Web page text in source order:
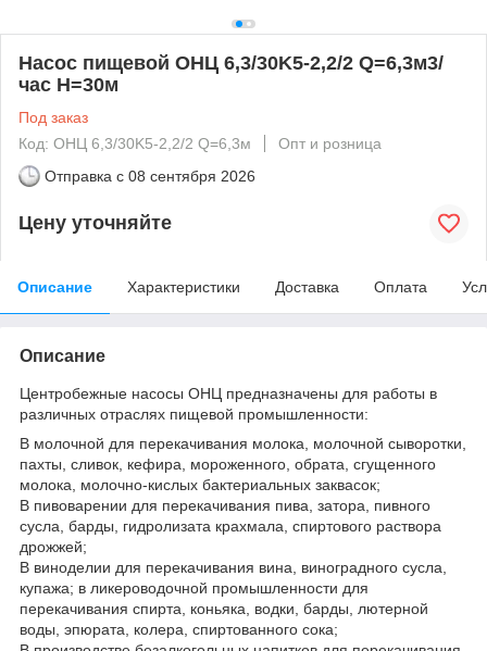
Насос пищевой ОНЦ 6,3/30K5-2,2/2 Q=6,3м3/
час H=30м
Под заказ
Код: ОНЦ 6,3/30K5-2,2/2 Q=6,3м
Опт и розница
Отправка с 08 сентября 2026
Цену уточняйте
Описание Характеристики Доставка Оплата
Описание
Центробежные насосы ОНЦ предназначены для работы в
различных отраслях пищевой промышленности:
В молочной для перекачивания молока, молочной сыворотки,
пахты, сливок, кефира, мороженного, обрата, сгущенного
молока, молочно-кислых бактериальных заквасок;
В пивоварении для перекачивания пива, затора, пивного
сусла, барды, гидролизата крахмала, спиртового раствора
дрожжей;
В виноделии для перекачивания вина, виноградного сусла,
купажа; в ликероводочной промышленности для
перекачивания спирта, коньяка, водки, барды, лютерной
воды, эпюрата, колера, спиртованного сока;